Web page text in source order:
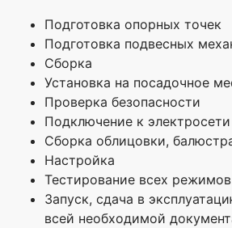
Подготовка опорных точек
Подготовка подвесных
Сборка
Установка на посадочное
Проверка безопасности
Подключение к электросети
Сборка облицовки,
Настройка
Тестирование всех
Запуск, сдача в
всей необходимой